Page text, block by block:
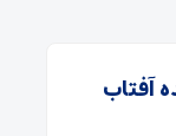
آفتاب